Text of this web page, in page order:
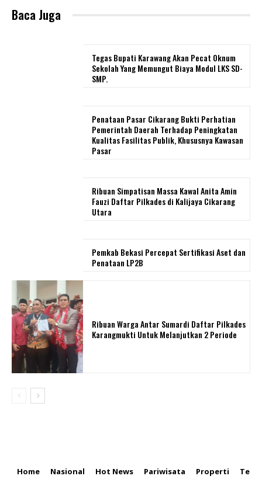
Baca Juga
Tegas Bupati Karawang Akan Pecat Oknum
Sekolah Yang Memungut Biaya Modul LKS SD-
SMP.
Penataan Pasar Cikarang Bukti Perhatian
Pemerintah Daerah Terhadap Peningkatan
Kualitas Fasilitas Publik, Khususnya Kawasan
Pasar
Ribuan Simpatisan Massa Kawal Anita Amin
Fauzi Daftar Pilkades di Kalijaya Cikarang
Utara
Pemkab Bekasi Percepat Sertifikasi Aset dan
Penataan LP2B
Ribuan Warga Antar Sumardi Daftar Pilkades
Karangmukti Untuk Melanjutkan 2 Periode